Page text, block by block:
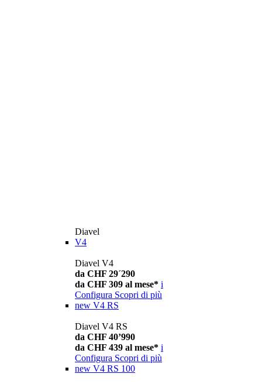
Diavel
V4
Diavel V4
da CHF 29´290
da CHF 309 al mese* i
Configura Scopri di più
new V4 RS
Diavel V4 RS
da CHF 40’990
da CHF 439 al mese* i
Configura Scopri di più
new V4 RS 100